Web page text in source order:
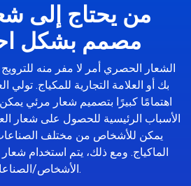
من يحتاج إلى
مصمم بشكل
الشعار الحصري أمر لا مفر منه
بك أو العلامة التجارية للمكياج. تولي
اهتمامًا كبيرًا بتصميم شعار مرئي
الأسباب الرئيسية للحصول على شعار
يمكن للأشخاص من مختلف
الماكياج. ومع ذلك، يتم استخدام
الأشخاص/الصناعات.